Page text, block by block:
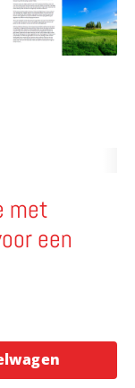
met
een